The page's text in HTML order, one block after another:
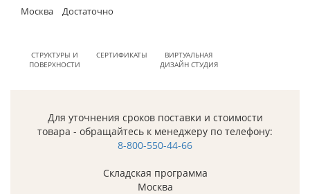
Москва
Достаточно
СТРУКТУРЫ И
ПОВЕРХНОСТИ
СЕРТИФИКАТЫ
ВИРТУАЛЬНАЯ
ДИЗАЙН СТУДИЯ
Для уточнения сроков поставки и стоимости
товара - обращайтесь к менеджеру по телефону:
8-800-550-44-66
Складская программа
Москва